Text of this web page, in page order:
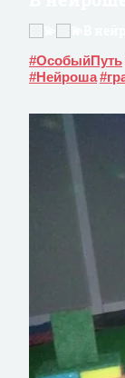
#ОсобыйПуть
#Нейроша